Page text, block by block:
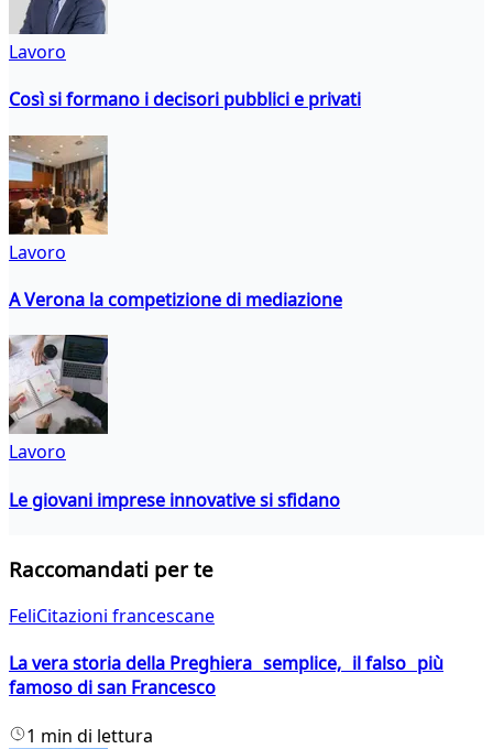
Lavoro
Così si formano i decisori pubblici e privati
Lavoro
A Verona la competizione di mediazione
Lavoro
Le giovani imprese innovative si sfidano
Raccomandati per te
FeliCitazioni francescane
La vera storia della Preghiera semplice, il falso più
famoso di san Francesco
1 min di lettura